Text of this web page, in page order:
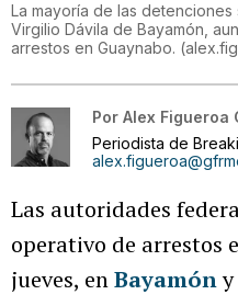
La mayoría de las
Virgilio Dávila de Bayamón,
arrestos en Guaynabo. (
Por Alex Figueroa
Periodista de
Las autoridades
operativo de arrestos
jueves, enBayamóny